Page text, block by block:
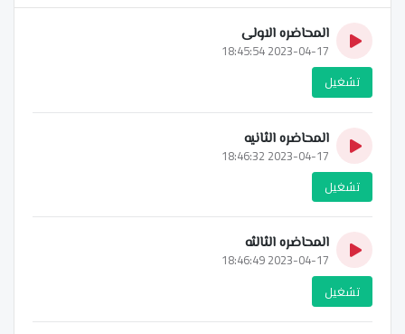
المحاضره الاولى
2023-04-17 18:45:54
تشغيل
المحاضره الثانيه
2023-04-17 18:46:32
تشغيل
المحاضره الثالثه
2023-04-17 18:46:49
تشغيل